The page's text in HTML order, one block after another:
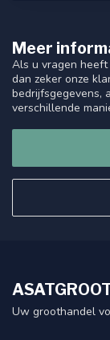
Meer
Als u vragen
dan zeker onze
bedrijfsgegevens,
verschillende
Uw groothandel